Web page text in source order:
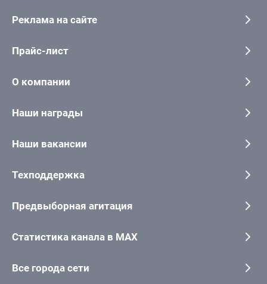
Реклама на сайте
Прайс-лист
О компании
Наши награды
Наши вакансии
Техподдержка
Предвыборная агитация
Статистика канала в MAX
Все города сети